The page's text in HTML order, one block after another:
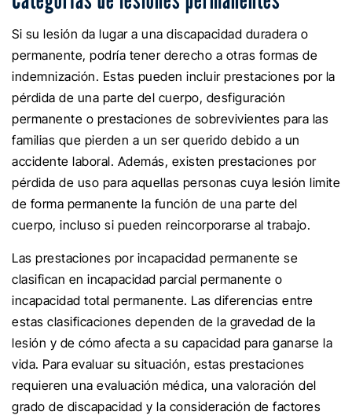
Si su lesión da lugar a una discapacidad duradera o
permanente, podría tener derecho a otras formas de
indemnización. Estas pueden incluir prestaciones por la
pérdida de una parte del cuerpo, desfiguración
permanente o prestaciones de sobrevivientes para las
familias que pierden a un ser querido debido a un
accidente laboral. Además, existen prestaciones por
pérdida de uso para aquellas personas cuya lesión limite
de forma permanente la función de una parte del
cuerpo, incluso si pueden reincorporarse al trabajo.
Las prestaciones por incapacidad permanente se
clasifican en incapacidad parcial permanente o
incapacidad total permanente. Las diferencias entre
estas clasificaciones dependen de la gravedad de la
lesión y de cómo afecta a su capacidad para ganarse la
vida. Para evaluar su situación, estas prestaciones
requieren una evaluación médica, una valoración del
grado de discapacidad y la consideración de factores